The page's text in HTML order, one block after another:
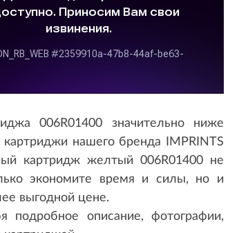
006R01400 значительно ниже
картриджи нашего бренда IMPRINTS
картридж желтый 006R01400 не
экономите время и силы, но и
выгодной цене.
описание, фотографии,